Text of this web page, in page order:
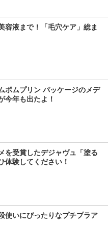
容液まで！「毛穴ケア」総ま
ムプリン パッケージのメデ
今年も出たよ！
を受賞したデジャヴュ「塗る
体験してください！
使いにぴったりなプチプラア